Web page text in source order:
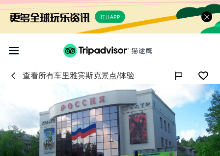
打开APP
查看所有车里雅宾斯克景点/体验